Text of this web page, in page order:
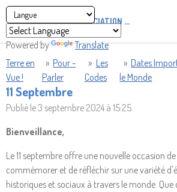
Powered by Translate
Passer
au
contenu
ASSOCIATION PIRATES'
Terre en
Vue !
» Pour -
Parler
» Les
Codes
» Dates
le Monde
11 Septembre
Publié le 3 septembre 2024 à 15:25
Bienveillance,
Le 11 septembre offre une nouvelle occasion
commémorer et de réfléchir sur une variété
historiques et sociaux à travers le monde.